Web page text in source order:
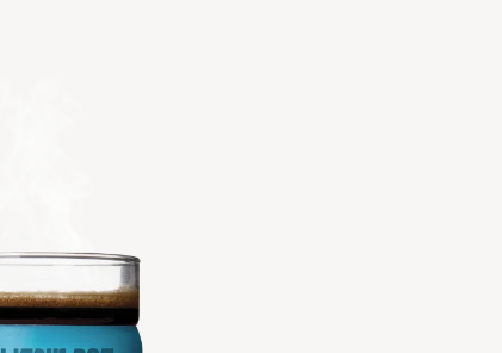
keys to navigate search results.